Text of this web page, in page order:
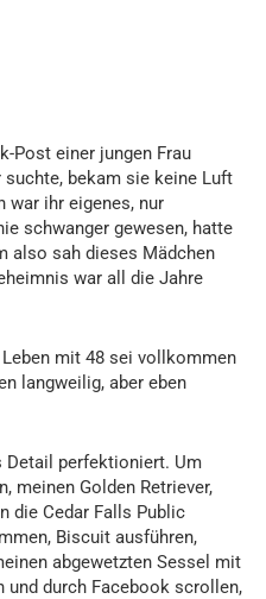
Post einer jungen Frau
bekam sie keine Luft
war ihr eigenes, nur
schwanger gewesen, hatte
also sah dieses Mädchen
war all die Jahre
mit 48 sei vollkommen
langweilig, aber eben
Detail perfektioniert. Um
meinen Golden Retriever,
die Cedar Falls Public
Biscuit ausführen,
abgewetzten Sessel mit
und durch Facebook scrollen,